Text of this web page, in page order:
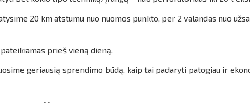
20 km atstumu nuo nuomos punkto, per 2 valandas nuo
prieš vieną dieną.
geriausią sprendimo būdą, kaip tai padaryti patogiau ir